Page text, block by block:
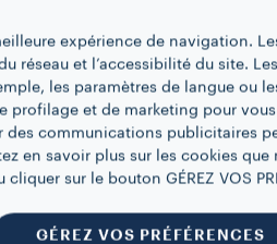
expérience de navigation.
réseau et l’accessibilité du site.
les paramètres de langue ou
profilage et de marketing pour
des communications publicitaires
en savoir plus sur les cookies
cliquer sur le bouton GÉREZ VOS
GÉREZ VOS PRÉFÉRENCES